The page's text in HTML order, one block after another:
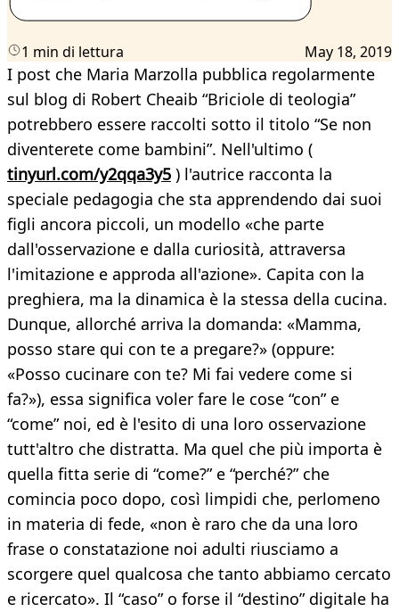
1 min di lettura May 18, 2019
I post che Maria Marzolla pubblica regolarmente
sul blog di Robert Cheaib “Briciole di teologia”
potrebbero essere raccolti sotto il titolo “Se non
diventerete come bambini”. Nell'ultimo (
tinyurl.com/y2qqa3y5 ) l'autrice racconta la
speciale pedagogia che sta apprendendo dai suoi
figli ancora piccoli, un modello «che parte
dall'osservazione e dalla curiosità, attraversa
l'imitazione e approda all'azione». Capita con la
preghiera, ma la dinamica è la stessa della cucina.
Dunque, allorché arriva la domanda: «Mamma,
posso stare qui con te a pregare?» (oppure:
«Posso cucinare con te? Mi fai vedere come si
fa?»), essa significa voler fare le cose “con” e
“come” noi, ed è l'esito di una loro osservazione
tutt'altro che distratta. Ma quel che più importa è
quella fitta serie di “come?” e “perché?” che
comincia poco dopo, così limpidi che, perlomeno
in materia di fede, «non è raro che da una loro
frase o constatazione noi adulti riusciamo a
scorgere quel qualcosa che tanto abbiamo cercato
e ricercato». Il “caso” o forse il “destino” digitale ha